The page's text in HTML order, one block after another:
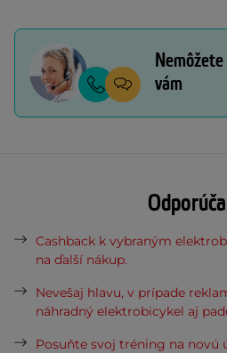
vám
Cashback k vybraným
na ďalší nákup.
Nevešaj hlavu, v prípade
náhradný elektrobicykel aj
Posuňte svoj tréning na novú